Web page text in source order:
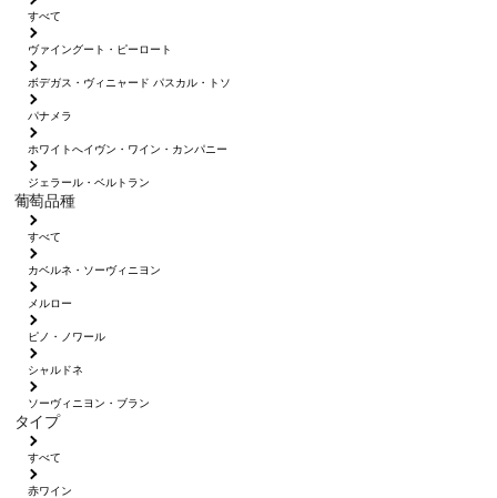
すべて
ヴァイングート・ピーロート
ボデガス・ヴィニャード パスカル・トソ
パナメラ
ホワイトへイヴン・ワイン・カンパニー
ジェラール・ベルトラン
葡萄品種
すべて
カベルネ・ソーヴィニヨン
メルロー
ピノ・ノワール
シャルドネ
ソーヴィニヨン・ブラン
タイプ
すべて
赤ワイン